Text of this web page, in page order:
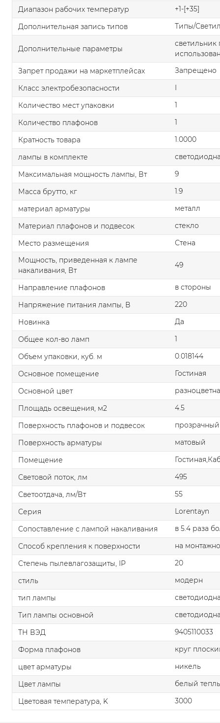
Диапазон рабочих температур
+1-[+35]
Дополнительная запись типов
Типы/
Дополнительные параметры
светильник
Запрет продажи на маркетплейсах
Запрещено
Класс электробезопасности
I
Количество мест упаковки
1
Количество плафонов
1
Кратность товара
1.0000
лампы в комплекте
Максимальная мощность лампы, Вт
9
Масса брутто, кг
1.9
материал арматуры
металл
Материал плафонов и подвесок
стекло
Место размещения
Стена
Мощность, приведенная к лампе
накаливания, Вт
49
Направление плафонов
в стороны
Напряжение питания лампы, В
220
Новинка
Да
Общее кол-во ламп
1
Объем упаковки, куб. м
0.018144
Основное помещение
Гостиная
Основной цвет
Площадь освещения, м2
4.5
Поверхность плафонов и подвесок
прозрачный
Поверхность арматуры
матовый
Помещение
Световой поток, лм
495
Светоотдача, лм/Вт
55
Серия
Lorentayn
Сопоставление с лампой накаливания
в 5.4 раза
Способ крепления к поверхности
на
Степень пылевлагозащиты, IP
20
стиль
модерн
тип лампы
Тип лампы основной
ТН ВЭД
9405110033
Форма плафонов
круг
цвет арматуры
никель
Цвет лампы
белый
Цветовая температура, K
3000